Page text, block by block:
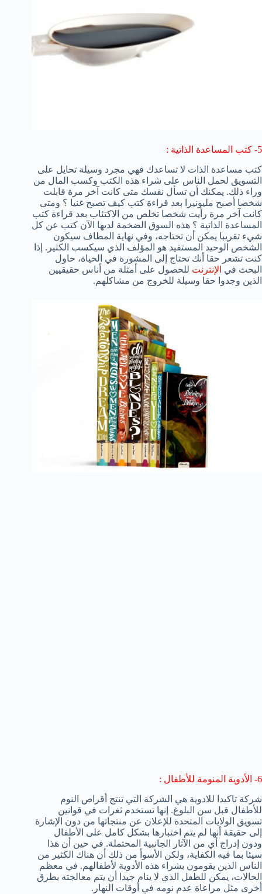
5- كتب المساعدة الذاتية :
كتب مساعدة الذات لا تساعدك فهي مجرد وسيلة تحايل على
التسويق لحمل الناس على شراء هذه الكتب وكسب المال من
وراء ذلك. يمكنك أن تسأل نفسك متى كانت آخر مرة قابلت
شخصا أصبح مليونيرا بعد قراءة كتب كيف تصبح غنيا ؟ ومتى
كانت آخر مرة رأيت شخصا تخلص من الاكتئاب بعد قراءة كتب
المساعدة الذاتية ؟ هذه السوق الضخمة لديها الآن كتب عن كل
شيء تقريبا يمكن أن تحتاجه، وفي نهاية المطاف سيكون
الشخص الوحيد المستفيد هو المؤلف الذي سيكسب الكثير. إذا
كنت تشعر حقا أنك تحتاج إلى المشورة في الحياة، حاول
البحث في الإنترنت للحصول على أمثلة من أناس حقيقيين
الذين وجدوا حقا وسيلة للخروج من مشاكلهم.
6- الأدوية المنومة للأطفال :
شركة تاكيدا للادوية هي الشركة التي تنتج أقراص النوم
للأطفال قبل سن البلوغ. إنها تستخدم ثغرات في قوانين
تسويق الولايات المتحدة للإعلان عن منتجاتها من دون الإشارة
إلى حقيقة أنها لم يتم اختبارها بشكل كامل على الأطفال
ودون إدراج أي من الآثار الجانبية المحتملة. في حين أن هذا
سيئا بما فيه الكفاية، ولكن الأسوأ من ذلك أن هناك الكثير من
الناس الذين يقومون بشراء هذه الأدوية لأطفالهم. في معظم
الحالات، يمكن للطفل الذي لا ينام جيدا أن يتم معالجته بطرق
أخرى مثل مراعاة عدم نومه في أوقات النهار.